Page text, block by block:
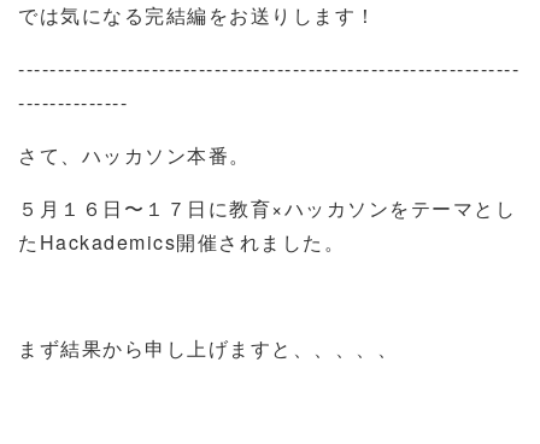
では気になる完結編をお送りします！
----------------------------------------------------------------
--------------
さて、ハッカソン本番。
５月１６日〜１７日に教育×ハッカソンをテーマとし
たHackademics開催されました。
まず結果から申し上げますと、、、、、